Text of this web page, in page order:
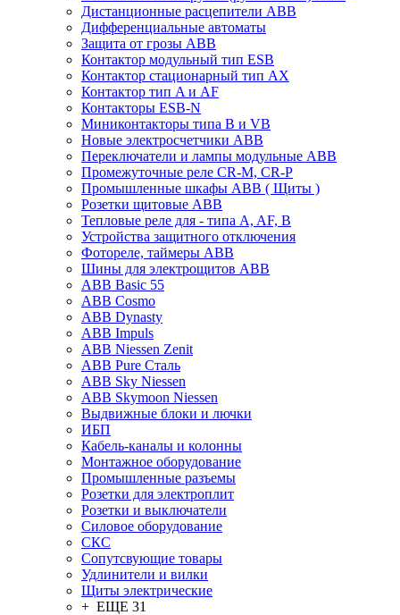
Дистанционные расцепители ABB
Дифференциальные автоматы
Защита от грозы ABB
Контактор модульный тип ESB
Контактор стационарный тип AX
Контактор тип A и AF
Контакторы ESB-N
Миниконтакторы типа B и VB
Новые электросчетчики ABB
Переключатели и лампы модульные ABB
Промежуточные реле CR-M, CR-P
Промышленные шкафы ABB ( Щиты )
Розетки щитовые ABB
Тепловые реле для - типа A, AF, B
Устройства защитного отключения
Фотореле, таймеры ABB
Шины для электрощитов АВВ
ABB Basic 55
ABB Cosmo
ABB Dynasty
ABB Impuls
ABB Niessen Zenit
ABB Pure Сталь
ABB Sky Niessen
ABB Skymoon Niessen
Выдвижные блоки и лючки
ИБП
Кабель-каналы и колонны
Монтажное оборудование
Промышленные разъемы
Розетки для электроплит
Розетки и выключатели
Силовое оборудование
СКС
Сопутсвующие товары
Удлинители и вилки
Щиты электрические
+ ЕЩЕ 31